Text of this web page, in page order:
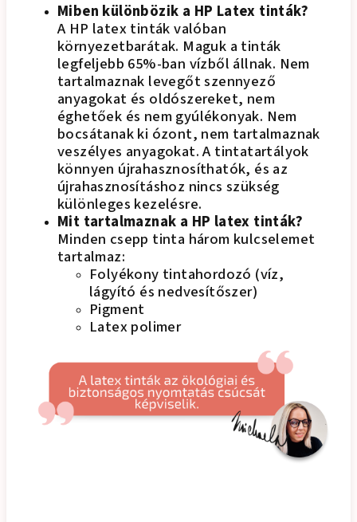
Miben különbözik a HP Latex tinták?
A HP latex tinták valóban
környezetbarátak. Maguk a tinták
legfeljebb 65%-ban vízből állnak. Nem
tartalmaznak levegőt szennyező
anyagokat és oldószereket, nem
éghetőek és nem gyúlékonyak. Nem
bocsátanak ki ózont, nem tartalmaznak
veszélyes anyagokat. A tintatartályok
könnyen újrahasznosíthatók, és az
újrahasznosításhoz nincs szükség
különleges kezelésre.
Mit tartalmaznak a HP latex tinták?
Minden csepp tinta három kulcselemet
tartalmaz:
Folyékony tintahordozó (víz,
lágyító és nedvesítőszer)
Pigment
Latex polimer